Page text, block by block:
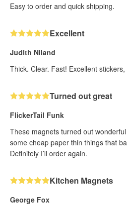
Easy to order and quick shipping.
Excellent
Judith Niland
Thick. Clear. Fast! Excellent
Turned out great
FlickerTail Funk
These magnets turned out
some cheap paper thin things that
Definitely I’ll order again.
Kitchen Magnets
George Fox